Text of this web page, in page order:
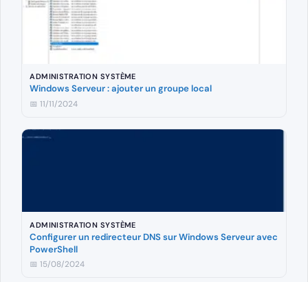
ADMINISTRATION SYSTÈME
Windows Serveur : ajouter un groupe local
📅 11/11/2024
ADMINISTRATION SYSTÈME
Configurer un redirecteur DNS sur Windows Serveur avec
PowerShell
📅 15/08/2024